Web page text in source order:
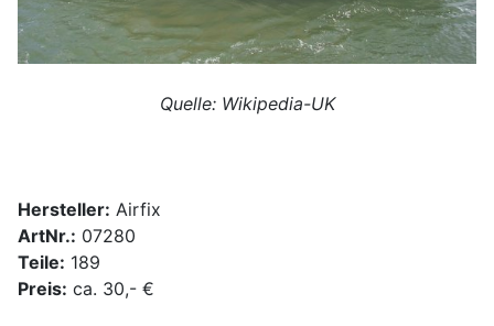
Quelle: Wikipedia-UK
Hersteller: Airfix
ArtNr.: 07280
Teile: 189
Preis: ca. 30,- €